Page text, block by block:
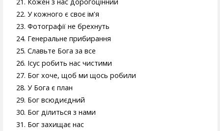
У кожного є своє ім'я
Фотографії не брехнуть
Генеральне прибирання
Славьте Бога за все
Ісус робить нас чистими
Бог хоче, щоб ми щось робили
У Бога є план
Бог всюдиєдний
Бог ділиться з нами
Бог захищає нас